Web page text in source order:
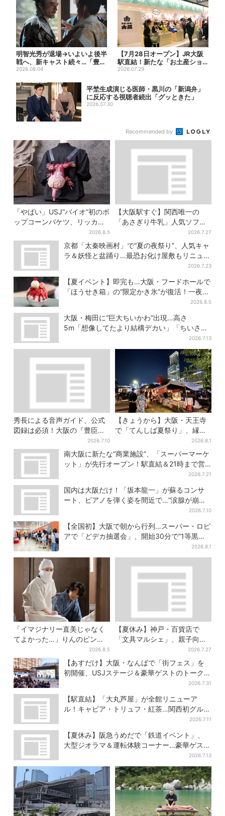
明智光秀が退場→いよいよ後半
戦へ、新キャスト続々…「豊臣
兄弟！」振り返り＆第30...
2026.08.04
【7月28日オープン】JR大阪
駅直結！新たな「お土産ショ
ップ」、銘菓バラ売りで地...
2026.07.29
平埜生成演じる医師・黒川の「新潟弁」
に反応する視聴者続出「グッときた」
2026.07.30
Recommended by
「やばい」USJ“バイオ”初のポ
ップコーンバケツ、リッカー
が背中に張りつく衝撃デザイ
ンに騒然…フレーバーにも反
2026.8.5
【大阪駅すぐ】関西唯一の
「あさぎり牛乳」人気ソフト
クリームが進化…ここだけの
新メニューも仲間入り
2026.7.27
京都「太秦映画村」で“夏の夜祭り”、人気キャ
ラ＆妖怪と盆踊り…最恐お化け屋敷もリニュー
2026.7.23
【夏イベント】即完も…大阪・フードホールで
「ほうせき箱」の“限定かき氷”が復活！一夜限
2026.8.5
大阪・梅田に“巨大ちいかわ”出現…高さ
5m「想像してたより結構デカい」「ちいさ…
2026.7.13
秀長による音声ガイド、公式
図録は必須！大阪の『豊臣兄
弟』展を、より楽しむ方法４
選
2026.7.10
【きょうから】大阪・天王寺
で「てんしば夏祭り」、縁日
や盆踊り…涼しいスプラッシ
ュタイムも！2日間だけ
2026.8.1
南大阪に新たな“商業施設”、「スーパーマーケ
ット」が先行オープン！駅直結＆21時まで営
2026.7.21
国内は大阪だけ！「坂本龍一」が蘇るコンサ
ート、ピアノを弾く姿を間近で…“涙腺が崩
2026.7.10
【全国初】大阪で朝から行列…スーパー・ロピ
アで「どデカ抽選会」、開始30分で“1等黒毛
2026.8.1
「イマジナリー直美じゃなく
てよかった…」りんのピンチ
に駆けつける直美、ベストな
タイミングに視聴者歓喜
2026.8.5
【夏休み】神戸・百貨店で
「文具マルシェ」、親子向け
工作は自由研究にも！入場無
料で
2026.7.27
【あすだけ】大阪・なんばで「街フェス」を
初開催、USJステージ＆豪華ゲストのトークシ
2026.7.31
【駅直結】「大丸芦屋」が全館リニューア
ル！キャビア・トリュフ・紅茶…関西初グルメ
2026.7.11
【夏休み】阪急うめだで「鉄道イベント」、
大型ジオラマ＆運転体験コーナー…豪華ゲスト
2026.7.13